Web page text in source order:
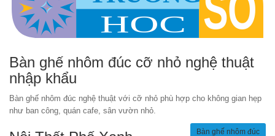
Bàn ghế nhôm đúc cỡ nhỏ nghệ thuật
nhập khẩu
Bàn ghế nhôm đúc nghệ thuật với cỡ nhỏ phù hợp cho không gian hẹp
như ban công, quán cafe, sân vườn nhỏ.
Bàn ghế nhôm đúc